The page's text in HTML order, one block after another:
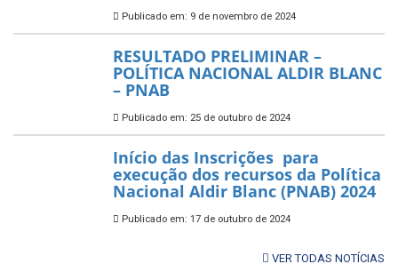
Publicado em: 9 de novembro de 2024
RESULTADO PRELIMINAR –
POLÍTICA NACIONAL ALDIR BLANC
– PNAB
Publicado em: 25 de outubro de 2024
Início das Inscrições para
execução dos recursos da Política
Nacional Aldir Blanc (PNAB) 2024
Publicado em: 17 de outubro de 2024
VER TODAS NOTÍCIAS